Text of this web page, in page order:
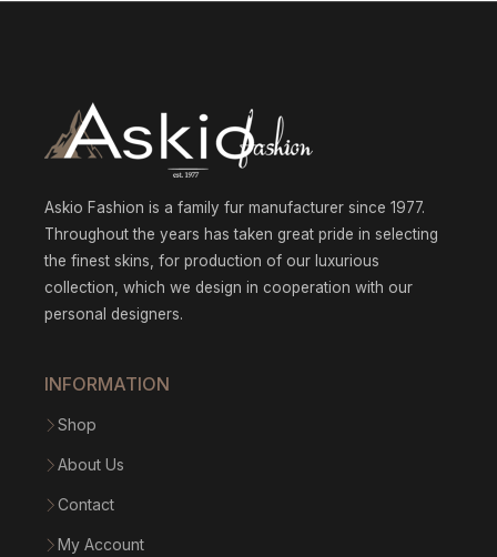
Askio Fashion is a family fur manufacturer since 1977.
Throughout the years has taken great pride in selecting
the finest skins, for production of our luxurious
collection, which we design in cooperation with our
personal designers.
INFORMATION
Shop
About Us
Contact
My Account